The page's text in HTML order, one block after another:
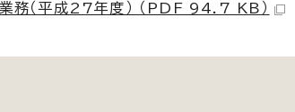
務（平成27年度） （PDF 94.7 KB）